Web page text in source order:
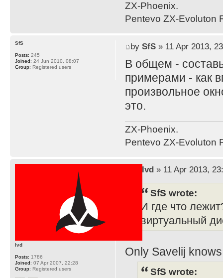
ZX-Phoenix.
Pentevo ZX-Evoluton
by SfS» 11 Apr 2013,
В общем -
примерами - как
произвольное
это.
ZX-Phoenix.
Pentevo ZX-Evoluton
SfS
Posts: 245
Joined: 24 Jun 2010, 08:07
Group: Registered users
lvd» 11 Apr 2013,
SfS wrote:
И где что
виртуальный
Only Savelij
SfS wrote:
lvd
Posts: 1786
Joined: 07 Apr 2007, 22:28
Group: Registered users